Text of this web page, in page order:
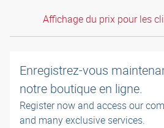
Affichage du prix pour les
Enregistrez-vous
notre boutique en ligne.
Register now and access our
and many exclusive services.